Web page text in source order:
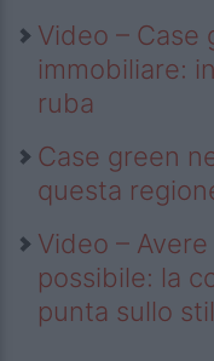
Video – Case
immobiliare:
ruba
Case green
questa
Video –
possibile: la
punta sullo